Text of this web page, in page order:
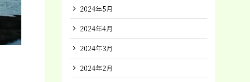
2024年5月
2024年4月
2024年3月
2024年2月